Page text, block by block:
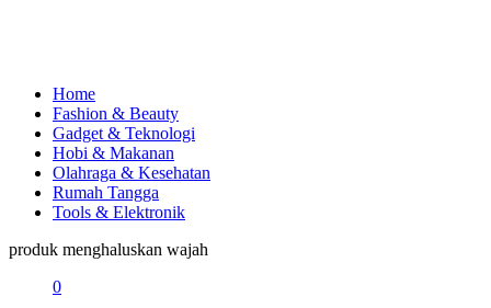
Home
Fashion & Beauty
Gadget & Teknologi
Hobi & Makanan
Olahraga & Kesehatan
Rumah Tangga
Tools & Elektronik
produk menghaluskan wajah
0